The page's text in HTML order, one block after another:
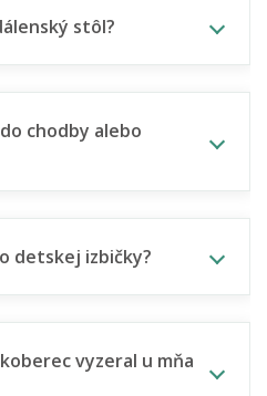
stôl?
chodby alebo
detskej izbičky?
vyzeral u mňa